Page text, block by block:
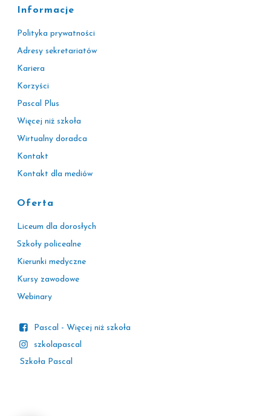
Informacje
Polityka prywatności
Adresy sekretariatów
Kariera
Korzyści
Pascal Plus
Więcej niż szkoła
Wirtualny doradca
Kontakt
Kontakt dla mediów
Oferta
Liceum dla dorosłych
Szkoły policealne
Kierunki medyczne
Kursy zawodowe
Webinary
Pascal - Więcej niż szkoła
szkolapascal
Szkoła Pascal